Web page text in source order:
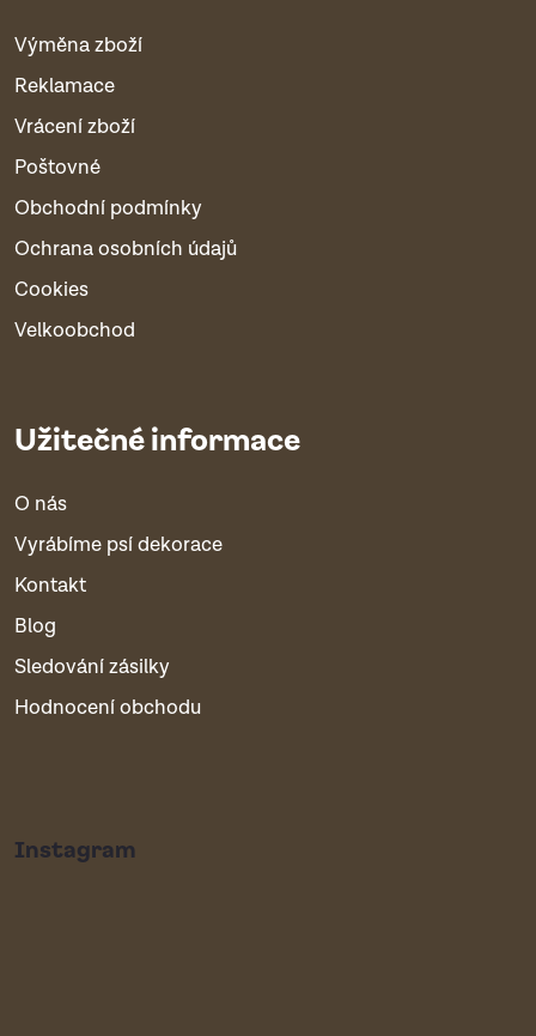
Výměna zboží
Reklamace
Vrácení zboží
Poštovné
Obchodní podmínky
Ochrana osobních údajů
Cookies
Velkoobchod
Užitečné informace
O nás
Vyrábíme psí dekorace
Kontakt
Blog
Sledování zásilky
Hodnocení obchodu
Instagram